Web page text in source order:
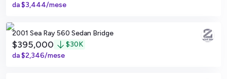
da$3,444/mese
2001 Sea Ray 560 Sedan Bridge
$395,000 $30K
da$2,346/mese
San Diego, California
San Diego, California